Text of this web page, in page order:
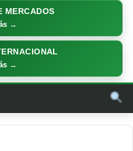
MERCADOS
→
→